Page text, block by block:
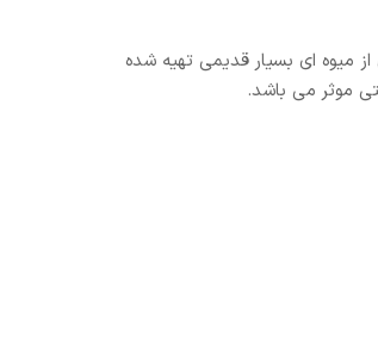
میوه ای بسیار قدیمی تهیه شده
موثر می باشد.